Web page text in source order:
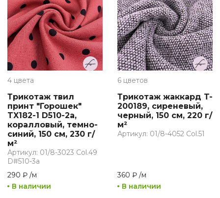
4 цвета
Трикотаж твил
принт "Горошек"
TX182-1 D510-2а,
коралловый, темно-
синий, 150 см, 230 г/
м²
Артикул: 01/8-3023 Col.49
D#510-3а
290 ₽ /м
В наличии
6 цветов
Трикотаж жаккард T-
200189, сиреневый,
черный, 150 см, 220 г/
м²
Артикул: 01/8-4052 Col.51
360 ₽ /м
В наличии